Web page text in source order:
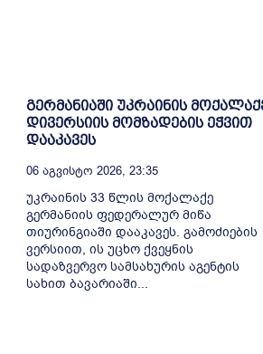
გერმანიაში უკრაინის
დივერსიის მომზადების ეჭვით
დააკავეს
06 Აგვისტო 2026, 23:35
უკრაინის 33 წლის მოქალაქე
გერმანიის ფედერალურ მიწა
თიურინგიაში დააკავეს. გამოძიების
ვერსიით, ის უცხო ქვეყნის
სადაზვერვო სამსახურის აგენტის
სახით ბავარიაში...